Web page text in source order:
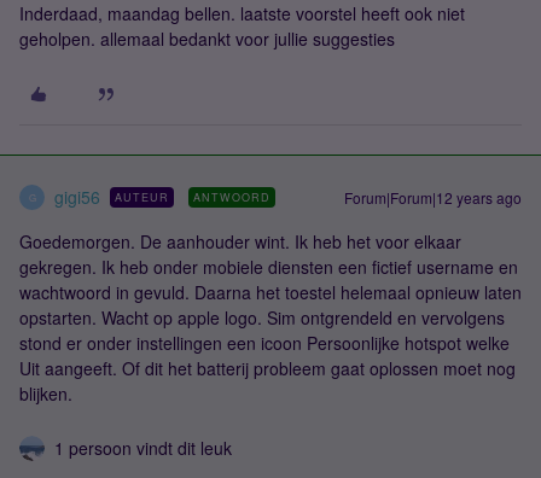
Inderdaad, maandag bellen. laatste voorstel heeft ook niet
geholpen. allemaal bedankt voor jullie suggesties
G gigi56 AUTEUR ANTWOORD Forum|Forum|12 years ago
Goedemorgen. De aanhouder wint. Ik heb het voor elkaar
gekregen. Ik heb onder mobiele diensten een fictief username en
wachtwoord in gevuld. Daarna het toestel helemaal opnieuw laten
opstarten. Wacht op apple logo. Sim ontgrendeld en vervolgens
stond er onder instellingen een icoon Persoonlijke hotspot welke
Uit aangeeft. Of dit het batterij probleem gaat oplossen moet nog
blijken.
1 persoon vindt dit leuk